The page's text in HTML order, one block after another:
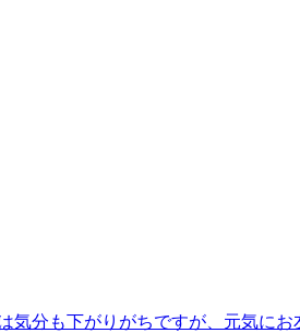
分も下がりがちですが、元気に